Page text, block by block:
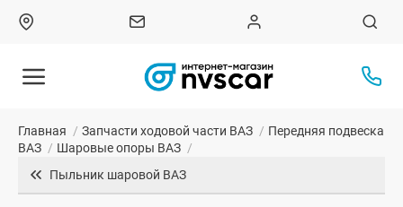
Главная / Запчасти ходовой части ВАЗ / Передняя подвеска
ВАЗ / Шаровые опоры ВАЗ /
Пыльник шаровой ВАЗ